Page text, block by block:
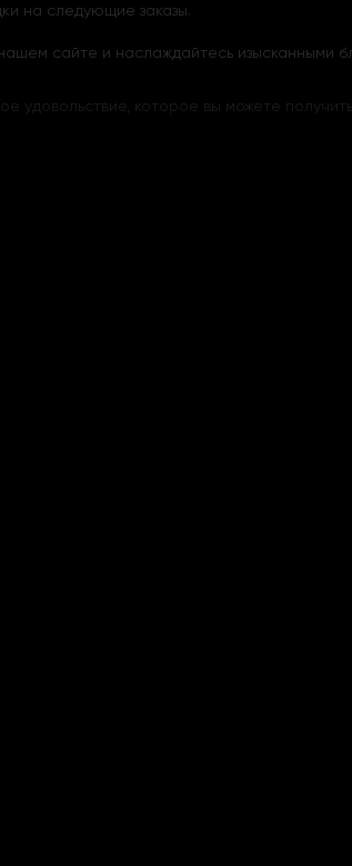
на следующие заказы.
сайте и наслаждайтесь изысканными
которое вы можете